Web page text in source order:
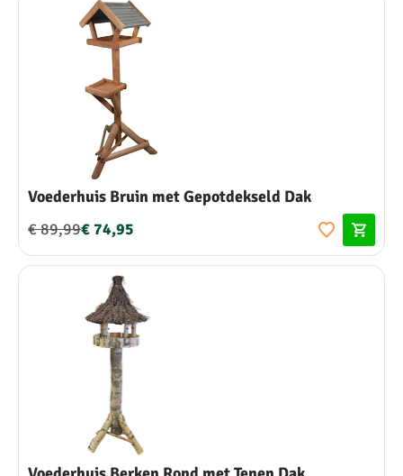
Voederhuis Bruin met Gepotdekseld Dak
€ 89,99€ 74,95